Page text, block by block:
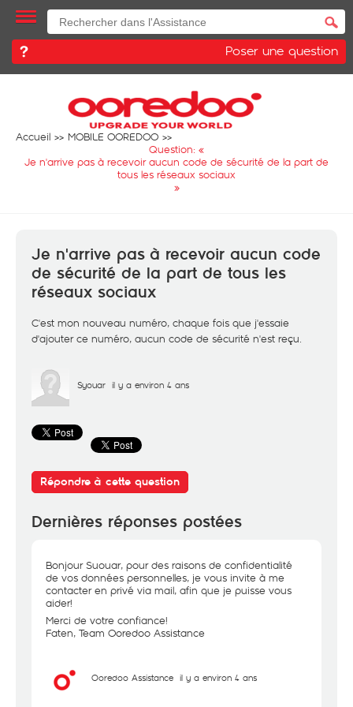
Poser une question
Accueil
MOBILE OOREDOO
Question: «
Je n'arrive pas à recevoir aucun code de sécurité de la part de
tous les réseaux sociaux
»
Je n'arrive pas à recevoir aucun code
de sécurité de la part de tous les
réseaux sociaux
C'est mon nouveau numéro, chaque fois que j'essaie
d'ajouter ce numéro, aucun code de sécurité n'est reçu.
Syouar il y a environ 4 ans
Répondre à cette question
Dernières réponses postées
Bonjour Suouar, pour des raisons de confidentialité
de vos données personnelles, je vous invite à me
contacter en privé via mail, afin que je puisse vous
aider!
Merci de votre confiance!
Faten, Team Ooredoo Assistance
Ooredoo Assistance il y a environ 4 ans